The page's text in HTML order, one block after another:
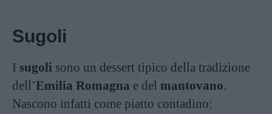
Sugoli
I sugoli sono un dessert tipico della tradizione
dell’Emilia Romagna e del mantovano.
Nascono infatti come piatto contadino: